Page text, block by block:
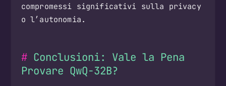
compromessi significativi sulla privacy
o l’autonomia.
Conclusioni: Vale la Pena
Provare QwQ-32B?